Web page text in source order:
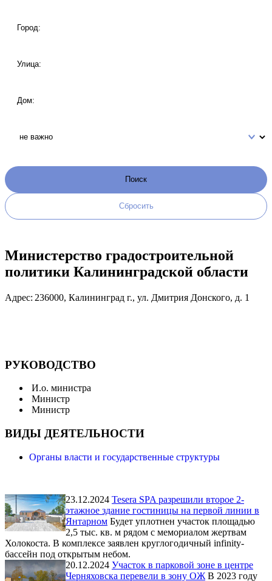
Министерство градостроительной
политики Калининградской области
Адрес: 236000, Калининград г., ул. Дмитрия Донского, д. 1
РУКОВОДСТВО
И.о. министра
Министр
Министр
ВИДЫ ДЕЯТЕЛЬНОСТИ
Органы власти и государственные структуры
23.12.2024 Tesera SPA разрешили второе 2-
этажное здание гостиницы на первой линии в
Янтарном Будет уплотнен участок площадью
2,5 тыс. кв. м рядом с мемориалом жертвам
Холокоста. В комплексе заявлен круглогодичный infinity-
бассейн под открытым небом.
20.12.2024 Участок в парковой зоне в центре
Черняховска перевели в зону ОЖ В 2023 году